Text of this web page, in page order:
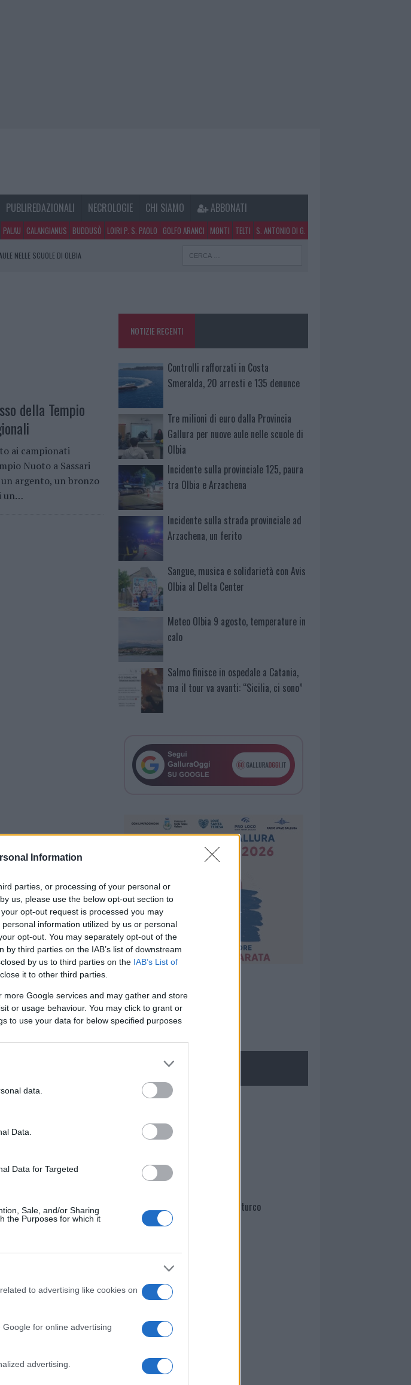
Information
parties, or processing of your personal or
us, please use the below opt-out section to
opt-out request is processed you may
information utilized by us or personal
opt-out. You may separately opt-out of the
third parties on the IAB’s list of downstream
by us to third parties on the IAB’s List of
it to other third parties.
Google services and may gather and store
or usage behaviour. You may click to grant or
to use your data for below specified purposes
data.
Data.
Data for Targeted
Sale, and/or Sharing
the Purposes for which it
to advertising like cookies on
for online advertising
advertising.
PUBLIREDAZIONALI NECROLOGIE CHI SIAMO ABBONATI
PALAU CALANGIANUS BUDDUSÒ LOIRI P. S. PAOLO GOLFO ARANCI MONTI TELTI S. ANTONIO DI G.
NELLE SCUOLE DI OLBIA
della Tempio
ai campionati
Nuoto a Sassari
argento, un bronzo
un…
NOTIZIE RECENTI
Controlli rafforzati in Costa
Smeralda, 20 arresti e 135 denunce
Tre milioni di euro dalla Provincia
Gallura per nuove aule nelle scuole di
Olbia
Incidente sulla provinciale 125, paura
tra Olbia e Arzachena
Incidente sulla strada provinciale ad
Arzachena, un ferito
Sangue, musica e solidarietà con Avis
Olbia al Delta Center
Meteo Olbia 9 agosto, temperature in
calo
Salmo finisce in ospedale a Catania,
ma il tour va avanti: “Sicilia, ci sono”
NECROLOGIE
Martina Agostina Diturco
I nostri cari
I nostri cari